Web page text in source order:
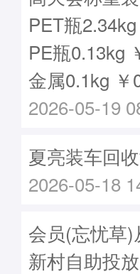
PET瓶
PE瓶0.13kg
金属0.1kg ￥
2026-05-19
夏亮装车回
2026-05-18
会员(忘忧草)
新村自助投